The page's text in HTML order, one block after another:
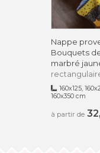
Nappe
Bouquets
marbré
160x125,
160x350 cm
à partir de